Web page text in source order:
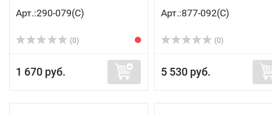
Арт.:290-079(C)
(0)
1 670 руб.
Арт.:877-092(C)
(0)
5 530 руб.